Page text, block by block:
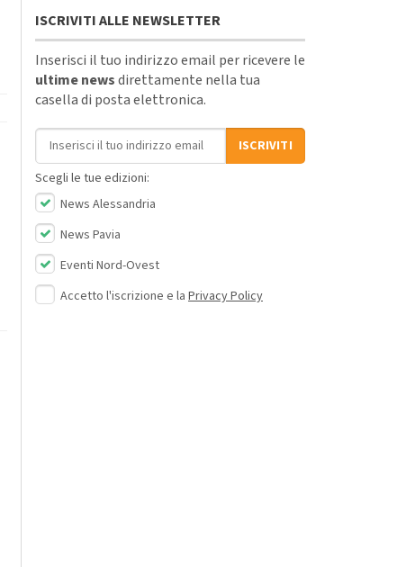
ISCRIVITI ALLE NEWSLETTER
Inserisci il tuo indirizzo email per ricevere le
ultime newsdirettamente nella tua
casella di posta elettronica.
Indirizzo email
ISCRIVITI
Scegli le tue edizioni:
News Alessandria
News Pavia
Eventi Nord-Ovest
Accetto l'iscrizione e la Privacy Policy